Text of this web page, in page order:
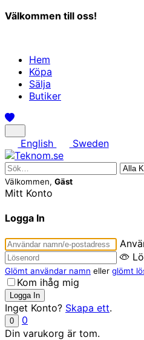
Välkommen till oss!
Hem
Köpa
Sälja
Butiker
English Sweden
Välkommen, Gäst
Mitt Konto
Logga In
Glömt användar namn eller glömt
Kom ihåg mig
Inget Konto? Skapa ett.
0
0
Din varukorg är tom.